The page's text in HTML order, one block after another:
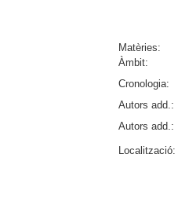
Matèries:
Àmbit:
Cronologia:
Autors add.:
Autors add.:
Localització: